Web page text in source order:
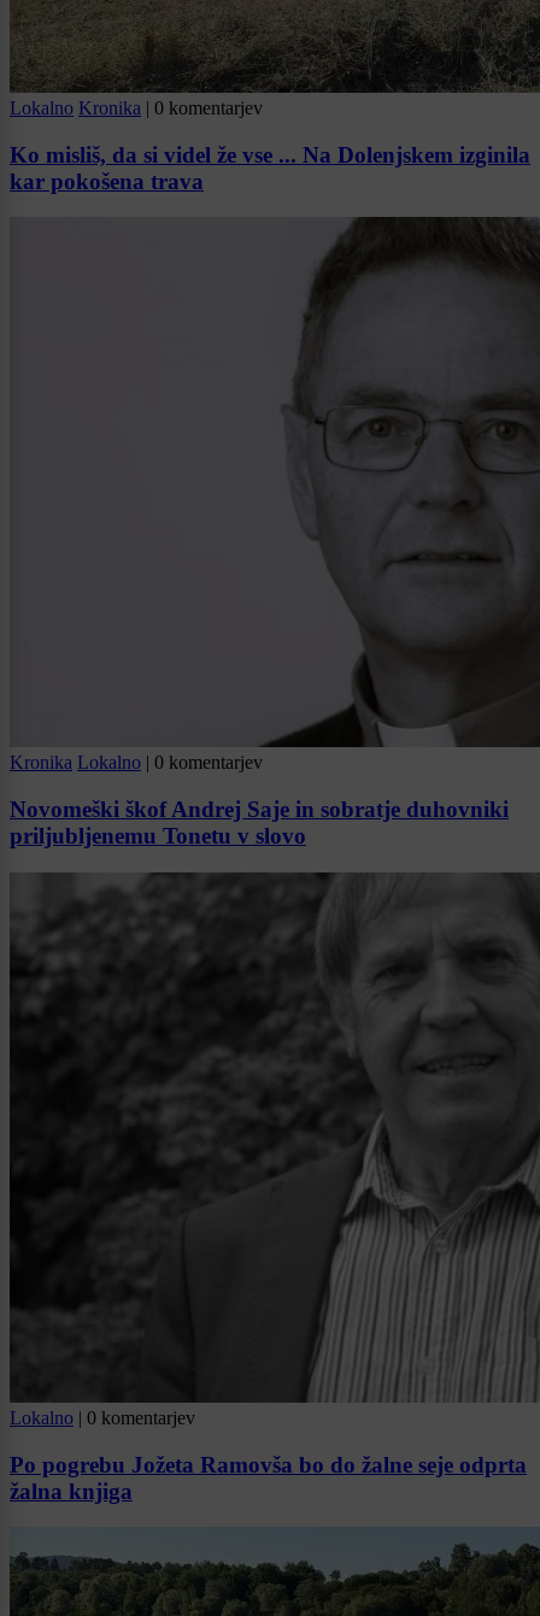
Lokalno Kronika | 0 komentarjev
Ko misliš, da si videl že vse ... Na Dolenjskem izginila
kar pokošena trava
Kronika Lokalno | 0 komentarjev
Novomeški škof Andrej Saje in sobratje duhovniki
priljubljenemu Tonetu v slovo
Lokalno | 0 komentarjev
Po pogrebu Jožeta Ramovša bo do žalne seje odprta
žalna knjiga